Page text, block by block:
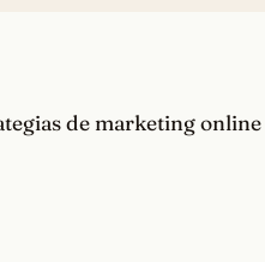
de marketing